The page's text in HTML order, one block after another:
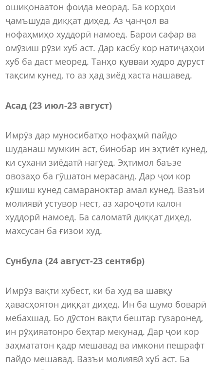
ошиқонаатон фоида меорад. Ба корҳои
ҷамъшуда диққат диҳед. Аз ҷанҷол ва
нофаҳмиҳо худдорӣ намоед. Барои сафар ва
омӯзиш рӯзи хуб аст. Дар касбу кор натиҷаҳои
хуб ба даст меоред. Танҳо қувваи худро дуруст
тақсим кунед, то аз ҳад зиёд хаста нашавед.
Асад (23 июл-23 август)
Имрӯз дар муносибатҳо нофаҳмӣ пайдо
шуданаш мумкин аст, бинобар ин эҳтиёт кунед,
ки сухани зиёдатӣ нагӯед. Эҳтимол баъзе
овозаҳо ба гӯшатон мерасанд. Дар ҷои кор
кӯшиш кунед самараноктар амал кунед. Вазъи
молиявӣ устувор нест, аз хароҷоти калон
худдорӣ намоед. Ба саломатӣ диққат диҳед,
махсусан ба ғизои худ.
Сунбула (24 август-23 сентябр)
Имрӯз вақти хубест, ки ба худ ва шавқу
ҳавасҳоятон диққат диҳед. Ин ба шумо боварӣ
мебахшад. Бо дӯстон вақти бештар гузаронед,
ин рӯҳияатонро беҳтар мекунад. Дар ҷои кор
заҳмататон қадр мешавад ва имкони пешрафт
пайдо мешавад. Вазъи молиявӣ хуб аст. Ба